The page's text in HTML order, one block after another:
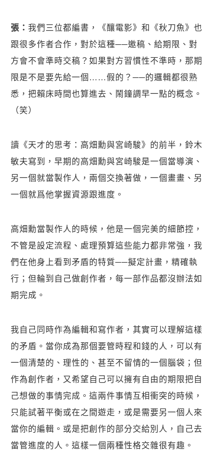
張：我們三位都編書，《釀電影》和《秋刀魚》也
跟很多作者合作，對於這種──邀稿、給期限、對
方會不會準時交稿？如果對方習慣性不準時，那期
限是不是要先給一個……假的？──的邏輯都很熟
悉，把賴床時間也算進去、鬧鐘調早一點的概念。
（笑）
讀《天才的思考：高畑勳與宮崎駿》的前半，鈴木
敏夫寫到，早期的高畑勳與宮崎駿是一個當導演、
另一個就當製作人，兩個交換著做，一個畫畫、另
一個就爲他掌握資源跟進度。
高畑勳當製作人的時候，他是一個完美的細節控，
不管是設定流程、處理預算這些能力都非常強，我
們在他身上看到矛盾的特質──擬定計畫，精確執
行；但輪到自己做創作者，每一部作品都沒辦法如
期完成。
我自己同時作為編輯和寫作者，其實可以理解這樣
的矛盾。當你成為那個要管時程和錢的人，可以有
一個清楚的、理性的、甚至不留情的一個腦袋；但
作為創作者，又希望自己可以擁有自由的期限把自
己想做的事情完成。這兩件事情互相衝突的時候，
只能試著平衡或在之間遊走，或是需要另一個人來
當你的編輯。或是把創作的部分交給別人，自己去
當管進度的人。這樣一個兩種性格交雜很有趣。